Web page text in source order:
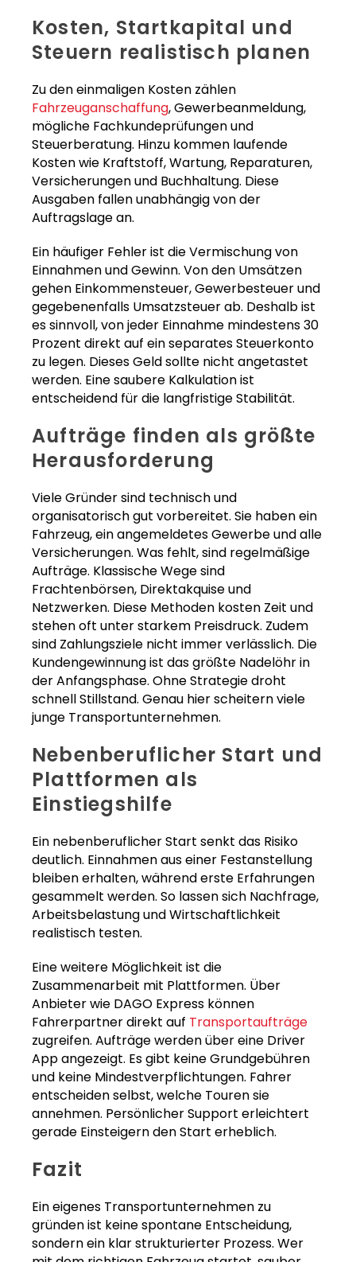
Kosten, Startkapital und
Steuern realistisch planen
Zu den einmaligen Kosten zählen
Fahrzeuganschaffung, Gewerbeanmeldung,
mögliche Fachkundeprüfungen und
Steuerberatung. Hinzu kommen laufende
Kosten wie Kraftstoff, Wartung, Reparaturen,
Versicherungen und Buchhaltung. Diese
Ausgaben fallen unabhängig von der
Auftragslage an.
Ein häufiger Fehler ist die Vermischung von
Einnahmen und Gewinn. Von den Umsätzen
gehen Einkommensteuer, Gewerbesteuer und
gegebenenfalls Umsatzsteuer ab. Deshalb ist
es sinnvoll, von jeder Einnahme mindestens 30
Prozent direkt auf ein separates Steuerkonto
zu legen. Dieses Geld sollte nicht angetastet
werden. Eine saubere Kalkulation ist
entscheidend für die langfristige Stabilität.
Aufträge finden als größte
Herausforderung
Viele Gründer sind technisch und
organisatorisch gut vorbereitet. Sie haben ein
Fahrzeug, ein angemeldetes Gewerbe und alle
Versicherungen. Was fehlt, sind regelmäßige
Aufträge. Klassische Wege sind
Frachtenbörsen, Direktakquise und
Netzwerken. Diese Methoden kosten Zeit und
stehen oft unter starkem Preisdruck. Zudem
sind Zahlungsziele nicht immer verlässlich. Die
Kundengewinnung ist das größte Nadelöhr in
der Anfangsphase. Ohne Strategie droht
schnell Stillstand. Genau hier scheitern viele
junge Transportunternehmen.
Nebenberuflicher Start und
Plattformen als
Einstiegshilfe
Ein nebenberuflicher Start senkt das Risiko
deutlich. Einnahmen aus einer Festanstellung
bleiben erhalten, während erste Erfahrungen
gesammelt werden. So lassen sich Nachfrage,
Arbeitsbelastung und Wirtschaftlichkeit
realistisch testen.
Eine weitere Möglichkeit ist die
Zusammenarbeit mit Plattformen. Über
Anbieter wie DAGO Express können
Fahrerpartner direkt auf Transportaufträge
zugreifen. Aufträge werden über eine Driver
App angezeigt. Es gibt keine Grundgebühren
und keine Mindestverpflichtungen. Fahrer
entscheiden selbst, welche Touren sie
annehmen. Persönlicher Support erleichtert
gerade Einsteigern den Start erheblich.
Fazit
Ein eigenes Transportunternehmen zu
gründen ist keine spontane Entscheidung,
sondern ein klar strukturierter Prozess. Wer